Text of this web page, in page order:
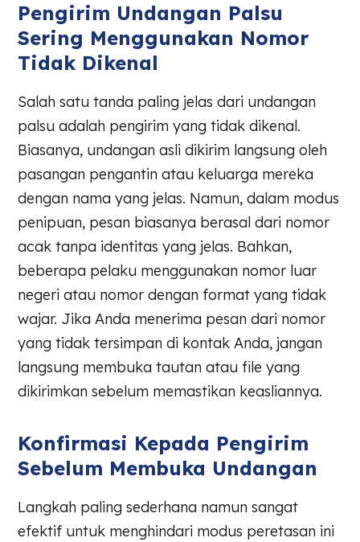
Pengirim Undangan Palsu
Sering Menggunakan Nomor
Tidak Dikenal
Salah satu tanda paling jelas dari undangan
palsu adalah pengirim yang tidak dikenal.
Biasanya, undangan asli dikirim langsung oleh
pasangan pengantin atau keluarga mereka
dengan nama yang jelas. Namun, dalam modus
penipuan, pesan biasanya berasal dari nomor
acak tanpa identitas yang jelas. Bahkan,
beberapa pelaku menggunakan nomor luar
negeri atau nomor dengan format yang tidak
wajar. Jika Anda menerima pesan dari nomor
yang tidak tersimpan di kontak Anda, jangan
langsung membuka tautan atau file yang
dikirimkan sebelum memastikan keasliannya.
Konfirmasi Kepada Pengirim
Sebelum Membuka Undangan
Langkah paling sederhana namun sangat
efektif untuk menghindari modus peretasan ini